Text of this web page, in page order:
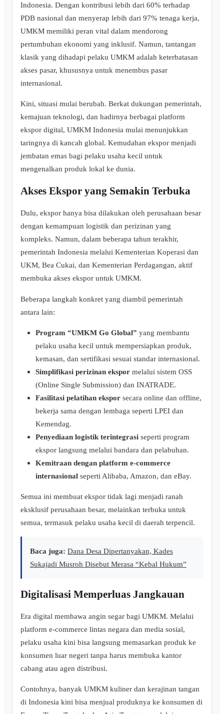
Indonesia. Dengan kontribusi lebih dari 60% terhadap
PDB nasional dan menyerap lebih dari 97% tenaga kerja,
UMKM memiliki peran vital dalam mendorong
pertumbuhan ekonomi yang inklusif. Namun, tantangan
klasik yang dihadapi pelaku UMKM adalah keterbatasan
akses pasar, khususnya untuk menembus pasar
internasional.
Kini, situasi mulai berubah. Berkat dukungan pemerintah,
kemajuan teknologi, dan hadirnya berbagai platform
ekspor digital, UMKM Indonesia mulai menunjukkan
taringnya di kancah global. Kemudahan ekspor menjadi
jembatan emas bagi pelaku usaha kecil untuk
mengenalkan produk lokal ke dunia.
Akses Ekspor yang Semakin Terbuka
Dulu, ekspor hanya bisa dilakukan oleh perusahaan besar
dengan kemampuan logistik dan perizinan yang
kompleks. Namun, dalam beberapa tahun terakhir,
pemerintah Indonesia melalui Kementerian Koperasi dan
UKM, Bea Cukai, dan Kementerian Perdagangan, aktif
membuka akses ekspor untuk UMKM.
Beberapa langkah konkret yang diambil pemerintah
antara lain:
Program “UMKM Go Global” yang membantu
pelaku usaha kecil untuk mempersiapkan produk,
kemasan, dan sertifikasi sesuai standar internasional.
Simplifikasi perizinan ekspor melalui sistem OSS
(Online Single Submission) dan INATRADE.
Fasilitasi pelatihan ekspor secara online dan offline,
bekerja sama dengan lembaga seperti LPEI dan
Kemendag.
Penyediaan logistik terintegrasi seperti program
ekspor langsung melalui bandara dan pelabuhan.
Kemitraan dengan platform e-commerce
internasional seperti Alibaba, Amazon, dan eBay.
Semua ini membuat ekspor tidak lagi menjadi ranah
eksklusif perusahaan besar, melainkan terbuka untuk
semua, termasuk pelaku usaha kecil di daerah terpencil.
Baca juga: Dana Desa Dipertanyakan, Kades
Sukajadi Musroh Disebut Merasa “Kebal Hukum”
Digitalisasi Memperluas Jangkauan
Era digital membawa angin segar bagi UMKM. Melalui
platform e-commerce lintas negara dan media sosial,
pelaku usaha kini bisa langsung memasarkan produk ke
konsumen luar negeri tanpa harus membuka kantor
cabang atau agen distribusi.
Contohnya, banyak UMKM kuliner dan kerajinan tangan
di Indonesia kini bisa menjual produknya ke konsumen di